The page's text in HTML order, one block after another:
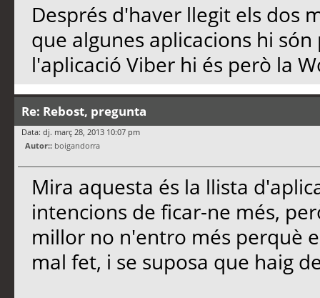
Després d'haver llegit els dos
que algunes aplicacions hi
l'aplicació Viber hi és però la
Re: Rebost, pregunta
Data: dj. març 28, 2013 10:07 pm
Autor:: boigandorra
Mira aquesta és la llista
intencions de ficar-ne més,
millor no n'entro més perquè
mal fet, i se suposa que haig